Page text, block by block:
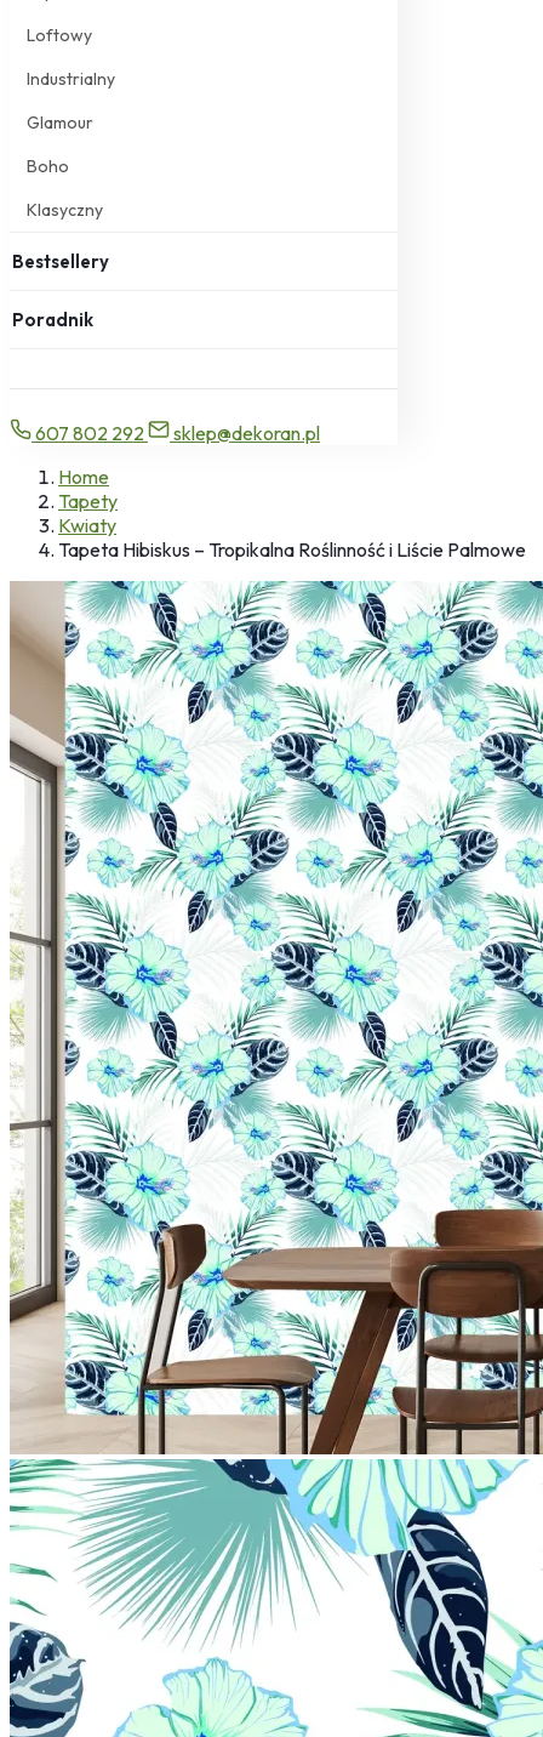
Loftowy
Industrialny
Glamour
Boho
Klasyczny
Bestsellery
Poradnik
607 802 292
sklep@dekoran.pl
Home
Tapety
Kwiaty
Tapeta Hibiskus – Tropikalna Roślinność i Liście Palmowe